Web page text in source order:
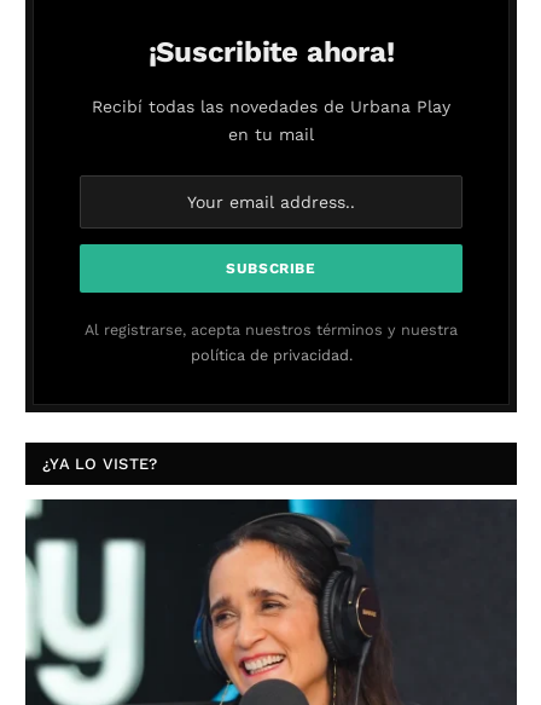
¡Suscribite ahora!
Recibí todas las novedades de Urbana Play
en tu mail
Al registrarse, acepta nuestros términos y nuestra
política de privacidad.
¿YA LO VISTE?